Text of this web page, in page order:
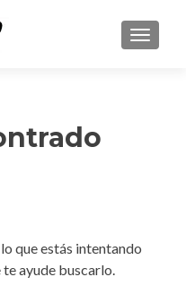
que estás intentando
ayude buscarlo.